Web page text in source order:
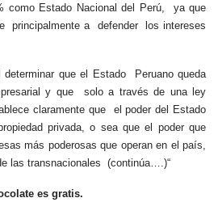
como Estado Nacional del Perú, ya que
principalmente a defender los intereses
determinar que el Estado Peruano queda
y que solo a través de una ley
claramente que el poder del Estado
privada, o sea que el poder que
más poderosas que operan en el país,
las transnacionales (continúa….)“
es gratis.